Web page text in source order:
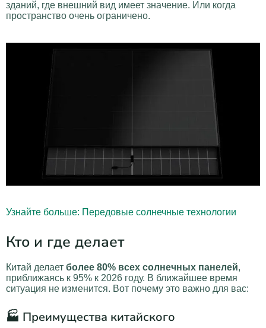
зданий, где внешний вид имеет значение. Или когда
пространство очень ограничено.
Узнайте больше: Передовые солнечные технологии
Кто и где делает
Китай делает более 80% всех солнечных панелей,
приближаясь к 95% к 2026 году. В ближайшее время
ситуация не изменится. Вот почему это важно для вас:
🏭 Преимущества китайского